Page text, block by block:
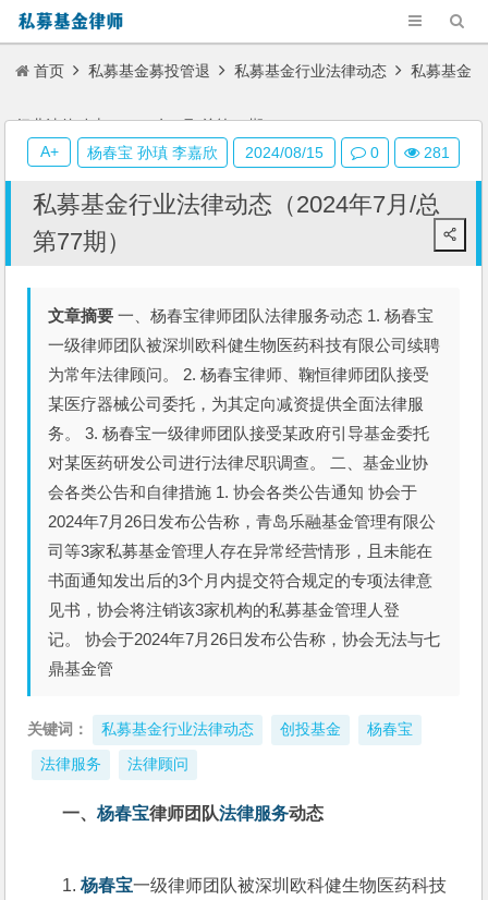
首页 私募基金募投管退 私募基金行业法律动态 私募基金
行业法律动态（2024年7月/总第77期）
私募基金行业法律动态（2024年7月/总
第77期）
文章摘要 一、杨春宝律师团队法律服务动态 1. 杨春宝
一级律师团队被深圳欧科健生物医药科技有限公司续聘
为常年法律顾问。 2. 杨春宝律师、鞠恒律师团队接受
某医疗器械公司委托，为其定向减资提供全面法律服
务。 3. 杨春宝一级律师团队接受某政府引导基金委托
对某医药研发公司进行法律尽职调查。 二、基金业协
会各类公告和自律措施 1. 协会各类公告通知 协会于
2024年7月26日发布公告称，青岛乐融基金管理有限公
司等3家私募基金管理人存在异常经营情形，且未能在
书面通知发出后的3个月内提交符合规定的专项法律意
见书，协会将注销该3家机构的私募基金管理人登
记。 协会于2024年7月26日发布公告称，协会无法与七
鼎基金管
关键词： 私募基金行业法律动态 创投基金 杨春宝
法律服务 法律顾问
一、杨春宝律师团队法律服务动态
1. 杨春宝一级律师团队被深圳欧科健生物医药科技
杨春宝 孙瑱 李嘉欣 2024/08/15 0 281
A+